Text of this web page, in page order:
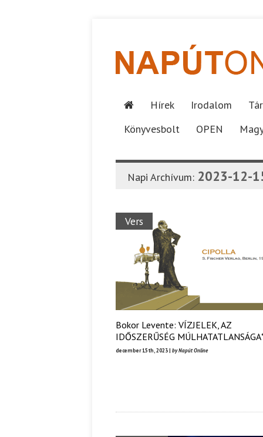
Hírek Irodalom
Könyvesbolt
OPEN
Napi Archívum: 2023-12-
Vers
Bokor Levente: VÍZJELEK, AZ
IDŐSZERŰSÉG
december 15th, 2023 | by Napút Online